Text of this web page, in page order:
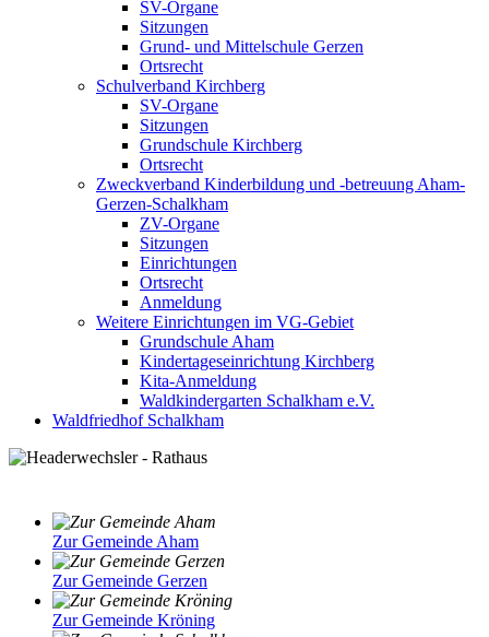
SV-Organe
Sitzungen
Grund- und Mittelschule Gerzen
Ortsrecht
Schulverband Kirchberg
SV-Organe
Sitzungen
Grundschule Kirchberg
Ortsrecht
Zweckverband Kinderbildung und -betreuung Aham-
Gerzen-Schalkham
ZV-Organe
Sitzungen
Einrichtungen
Ortsrecht
Anmeldung
Weitere Einrichtungen im VG-Gebiet
Grundschule Aham
Kindertageseinrichtung Kirchberg
Kita-Anmeldung
Waldkindergarten Schalkham e.V.
Waldfriedhof Schalkham
Zur Gemeinde Aham
Zur Gemeinde Gerzen
Zur Gemeinde Kröning